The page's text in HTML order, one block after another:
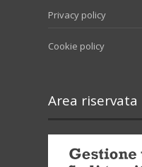
Privacy policy
Cookie policy
Area riservata